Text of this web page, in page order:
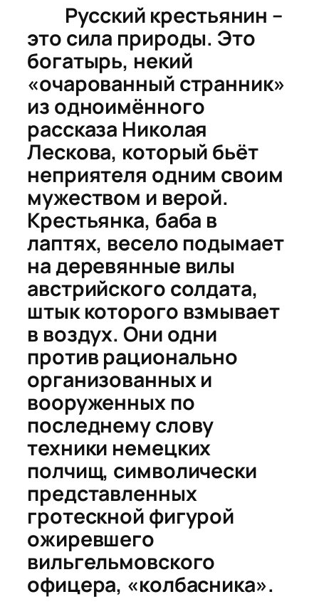
Русский крестьянин –
это сила природы. Это
богатырь, некий
«очарованный странник»
из одноимённого
рассказа Николая
Лескова, который бьёт
неприятеля одним своим
мужеством и верой.
Крестьянка, баба в
лаптях, весело подымает
на деревянные вилы
австрийского солдата,
штык которого взмывает
в воздух. Они одни
против рационально
организованных и
вооруженных по
последнему слову
техники немецких
полчищ, символически
представленных
гротескной фигурой
ожиревшего
вильгельмовского
офицера, «колбасника».